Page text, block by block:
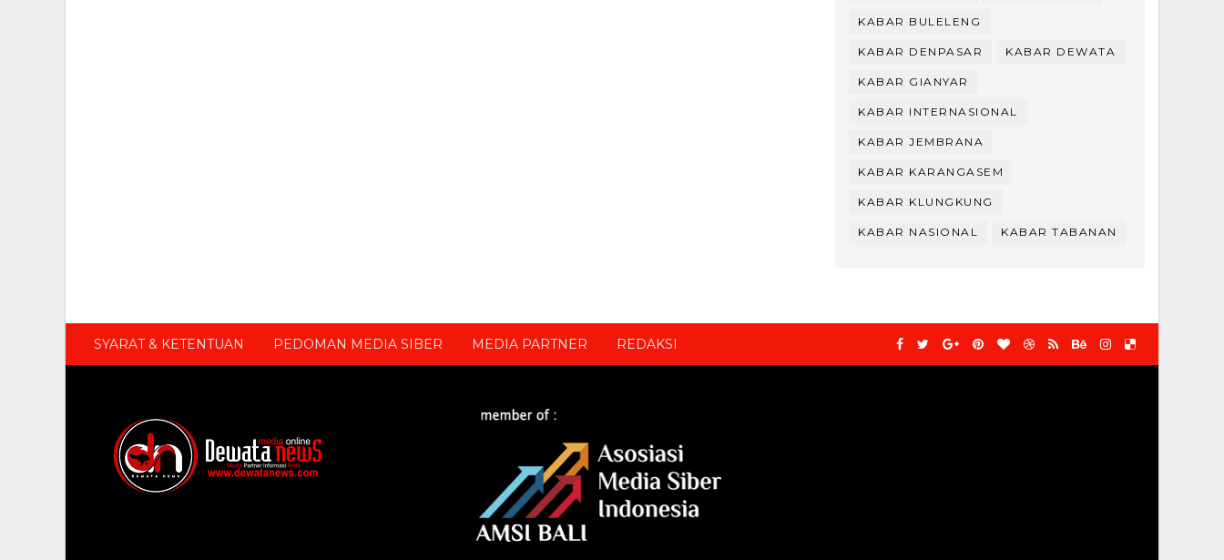
KABAR BULELENG
KABAR DENPASAR KABAR DEWATA
KABAR GIANYAR
KABAR INTERNASIONAL
KABAR JEMBRANA
KABAR KARANGASEM
KABAR KLUNGKUNG
KABAR NASIONAL KABAR TABANAN
SYARAT & KETENTUAN PEDOMAN MEDIA SIBER MEDIA PARTNER REDAKSI